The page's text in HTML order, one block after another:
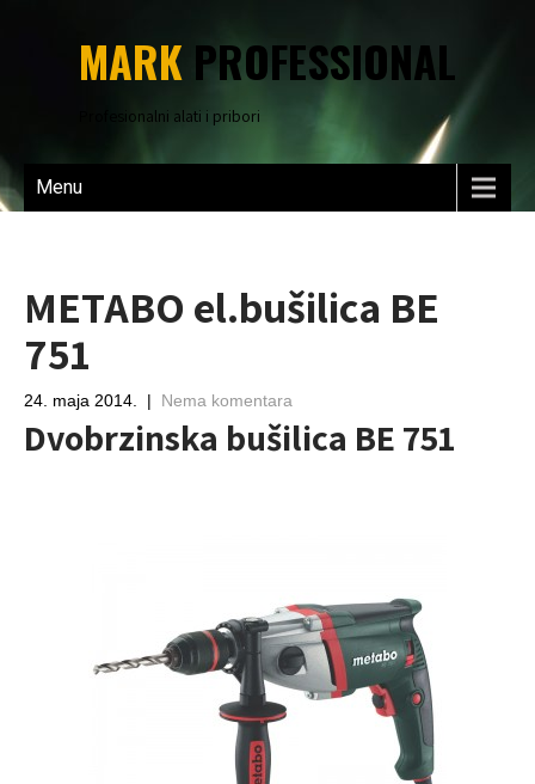
MARK PROFESSIONAL
Profesionalni alati i pribori
Menu
METABO el.bušilica BE
751
24. maja 2014. | Nema komentara
Dvobrzinska bušilica BE 751